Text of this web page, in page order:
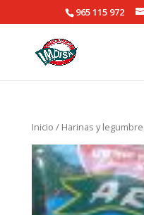
965 115 972
Inicio / Harinas y